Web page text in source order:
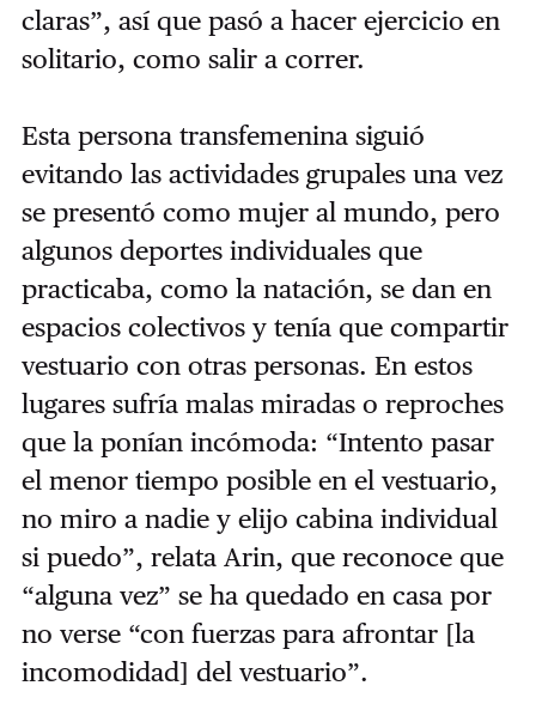
claras”, así que pasó a hacer ejercicio en
solitario, como salir a correr.
Esta persona transfemenina siguió
evitando las actividades grupales una vez
se presentó como mujer al mundo, pero
algunos deportes individuales que
practicaba, como la natación, se dan en
espacios colectivos y tenía que compartir
vestuario con otras personas. En estos
lugares sufría malas miradas o reproches
que la ponían incómoda: “Intento pasar
el menor tiempo posible en el vestuario,
no miro a nadie y elijo cabina individual
si puedo”, relata Arin, que reconoce que
“alguna vez” se ha quedado en casa por
no verse “con fuerzas para afrontar [la
incomodidad] del vestuario”.